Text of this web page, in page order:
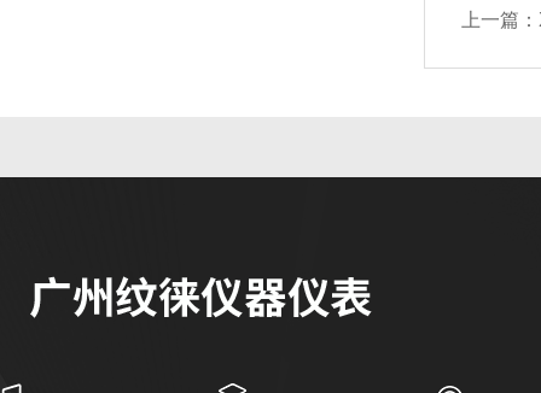
上一篇：